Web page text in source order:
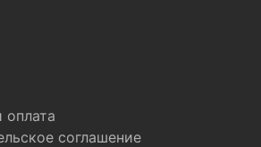
оплата
соглашение